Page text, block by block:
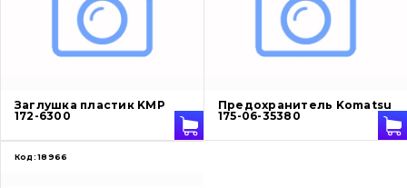
Защита (ковша, адаптера)
Пальци и втулки
написати
листа
зателефонувати
Заглушка пластик KMP
172-6300
Предохранитель Komatsu
175-06-35380
Код: 18966